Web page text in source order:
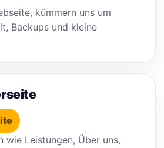
kümmern uns um
Backups und kleine
wie Leistungen, Über uns,